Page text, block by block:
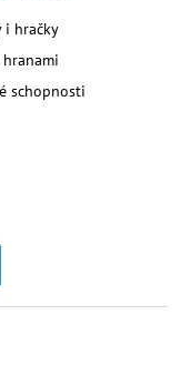
i hračky
schopnosti